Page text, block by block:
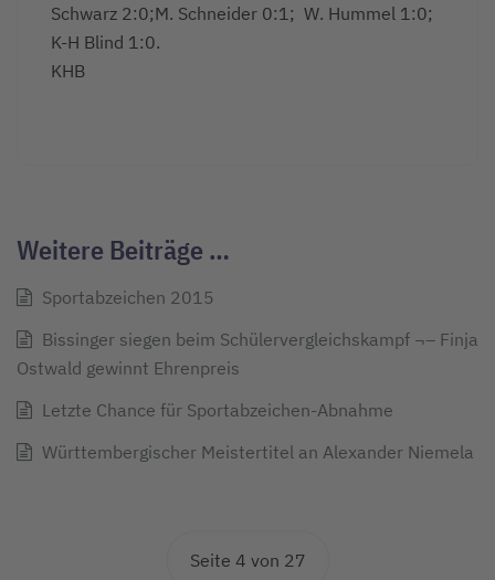
Schwarz 2:0;M. Schneider 0:1; W. Hummel 1:0;
K-H Blind 1:0.
KHB
Weitere Beiträge …
Sportabzeichen 2015
Bissinger siegen beim Schülervergleichskampf ¬– Finja
Ostwald gewinnt Ehrenpreis
Letzte Chance für Sportabzeichen-Abnahme
Württembergischer Meistertitel an Alexander Niemela
Seite 4 von 27